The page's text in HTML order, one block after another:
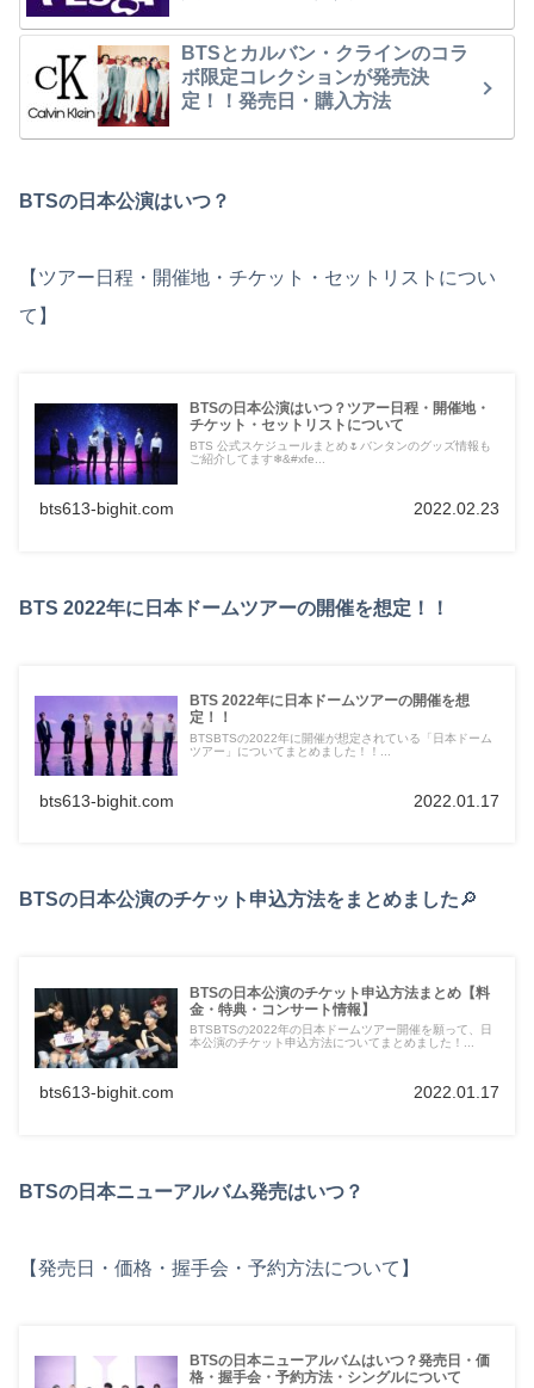
BTSとカルバン・クラインのコラ
ボ限定コレクションが発売決
定！！発売日・購入方法
BTSの日本公演はいつ？
【ツアー日程・開催地・チケット・セットリストについ
て】
BTSの日本公演はいつ？ツアー日程・開催地・
チケット・セットリストについて
BTS 公式スケジュールまとめ🌷バンタンのグッズ情報も
ご紹介してます❄&#xfe...
bts613-bighit.com 2022.02.23
BTS 2022年に日本ドームツアーの開催を想定！！
BTS 2022年に日本ドームツアーの開催を想
定！！
BTSBTSの2022年に開催が想定されている「日本ドーム
ツアー」についてまとめました！！...
bts613-bighit.com 2022.01.17
BTSの日本公演のチケット申込方法をまとめました🔎
BTSの日本公演のチケット申込方法まとめ【料
金・特典・コンサート情報】
BTSBTSの2022年の日本ドームツアー開催を願って、日
本公演のチケット申込方法についてまとめました！...
bts613-bighit.com 2022.01.17
BTSの日本ニューアルバム発売はいつ？
【発売日・価格・握手会・予約方法について】
BTSの日本ニューアルバムはいつ？発売日・価
格・握手会・予約方法・シングルについて